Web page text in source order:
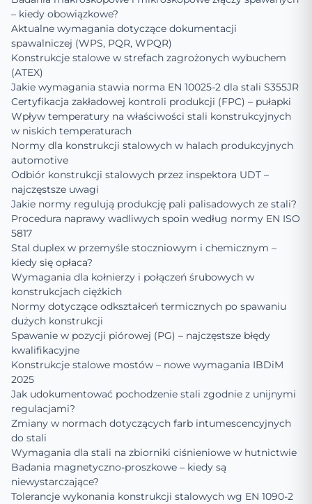
– kiedy obowiązkowe?
Aktualne wymagania dotyczące dokumentacji
spawalniczej (WPS, PQR, WPQR)
Konstrukcje stalowe w strefach zagrożonych wybuchem
(ATEX)
Jakie wymagania stawia norma EN 10025-2 dla stali S355JR
Certyfikacja zakładowej kontroli produkcji (FPC) – pułapki
Wpływ temperatury na właściwości stali konstrukcyjnych
w niskich temperaturach
Normy dla konstrukcji stalowych w halach produkcyjnych
automotive
Odbiór konstrukcji stalowych przez inspektora UDT –
najczęstsze uwagi
Jakie normy regulują produkcję pali palisadowych ze stali?
Procedura naprawy wadliwych spoin według normy EN ISO
5817
Stal duplex w przemyśle stoczniowym i chemicznym –
kiedy się opłaca?
Wymagania dla kołnierzy i połączeń śrubowych w
konstrukcjach ciężkich
Normy dotyczące odkształceń termicznych po spawaniu
dużych konstrukcji
Spawanie w pozycji piórowej (PG) – najczęstsze błędy
kwalifikacyjne
Konstrukcje stalowe mostów – nowe wymagania IBDiM
2025
Jak udokumentować pochodzenie stali zgodnie z unijnymi
regulacjami?
Zmiany w normach dotyczących farb intumescencyjnych
do stali
Wymagania dla stali na zbiorniki ciśnieniowe w hutnictwie
Badania magnetyczno-proszkowe – kiedy są
niewystarczające?
Tolerancje wykonania konstrukcji stalowych wg EN 1090-2